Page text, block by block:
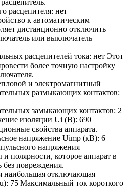
расцепителя: нет
к автоматическим
дистанционно отключить
или выключатель
расцепителей тока: нет Этот
более точную настройку
и электромагнитный
размыкающих контактов:
замыкающих контактов: 2
изоляции Ui (В): 690
свойства аппарата.
напряжение Uimp (кВ): 6
напряжения
полярности, которое аппарат в
без повреждения.
наибольшая отключающая
75 Максимальный ток короткого